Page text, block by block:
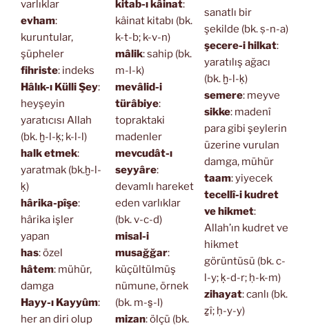
varlıklar
evham:
kuruntular,
şüpheler
fihriste: indeks
Hâlık-ı Külli Şey:
heyşeyin
yaratıcısı Allah
(bk. ḫ-l-ḳ; k-l-l)
halk etmek:
yaratmak (bk.ḫ-l-
ḳ)
hârika-pîşe:
hârika işler
yapan
has: özel
hâtem: mühür,
damga
Hayy-ı Kayyûm:
her an diri olup
kitab-ı kâinat:
kâinat kitabı (bk.
k-t-b; k-v-n)
mâlik: sahip (bk.
m-l-k)
mevâlid-i
türâbiye:
topraktaki
madenler
mevcudât-ı
seyyâre:
devamlı hareket
eden varlıklar
(bk. v-c-d)
misal-i
musağğar:
küçültülmüş
nümune, örnek
(bk. m-s̱-l)
mizan: ölçü (bk.
sanatlı bir
şekilde (bk. ṣ-n-a)
şecere-i hilkat:
yaratılış ağacı
(bk. ḫ-l-ḳ)
semere: meyve
sikke: madenî
para gibi şeylerin
üzerine vurulan
damga, mühür
taam: yiyecek
tecellî-i kudret
ve hikmet:
Allah’ın kudret ve
hikmet
görüntüsü (bk. c-
l-y; ḳ-d-r; ḥ-k-m)
zihayat: canlı (bk.
ẕî; ḥ-y-y)